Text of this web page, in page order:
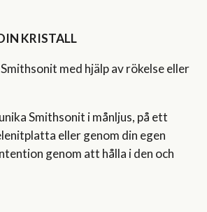
KRISTALL
med hjälp av rökelse eller
Smithsonit i månljus, på ett
eller genom din egen
genom att hålla i den och